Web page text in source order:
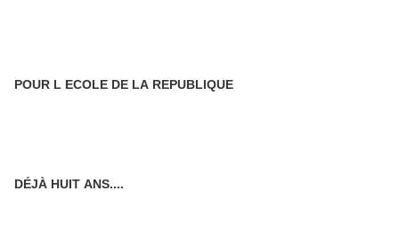
POUR L ECOLE DE LA REPUBLIQUE
DÉJÀ HUIT ANS....